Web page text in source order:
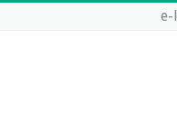
e-